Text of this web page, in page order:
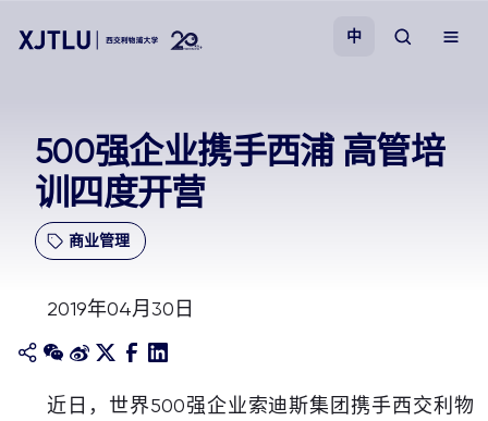
招生
科研
学院
中
500强企业携手西浦 高管培
训四度开营
商业管理
2019年04月30日
近日，世界500强企业索迪斯集团携手西交利物